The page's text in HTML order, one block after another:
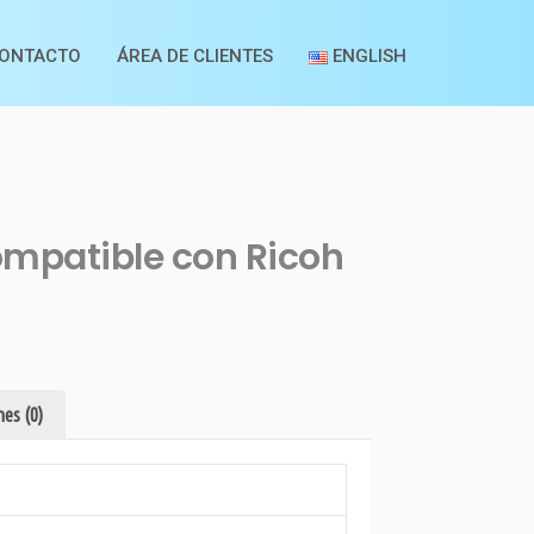
ÁREA DE CLIENTES ENGLISH
con Ricoh
(0)